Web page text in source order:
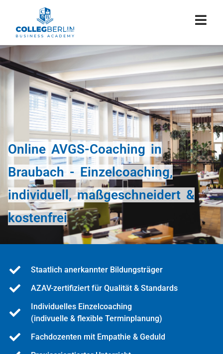
Online AVGS-Coaching in
Braubach - Einzelcoaching,
individuell, maßgeschneidert &
kostenfrei
Staatlich anerkannter Bildungsträger
AZAV-zertifiziert für Qualität & Standards
Individuelles Einzelcoaching
(indivuelle & flexible Terminplanung)
Fachdozenten mit Empathie & Geduld